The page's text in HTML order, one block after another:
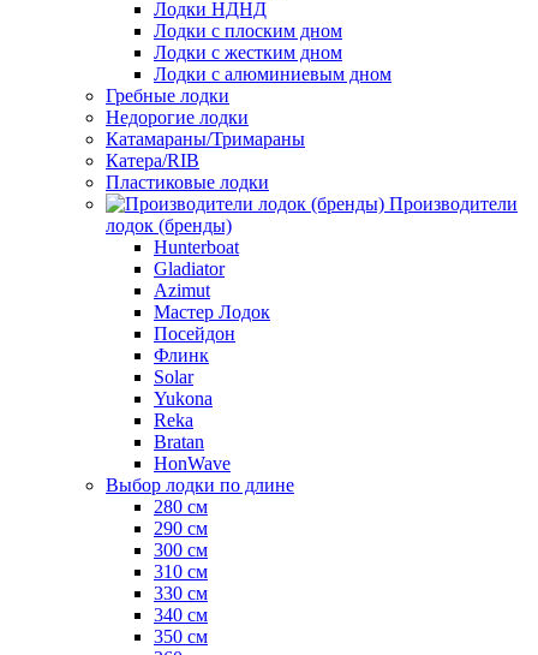
Лодки НДНД
Лодки с плоским дном
Лодки с жестким дном
Лодки с алюминиевым дном
Гребные лодки
Недорогие лодки
Катамараны/Тримараны
Катера/RIB
Пластиковые лодки
Производители
лодок (бренды)
Hunterboat
Gladiator
Azimut
Мастер Лодок
Посейдон
Флинк
Solar
Yukona
Reka
Bratan
HonWave
Выбор лодки по длине
280 см
290 см
300 см
310 см
330 см
340 см
350 см